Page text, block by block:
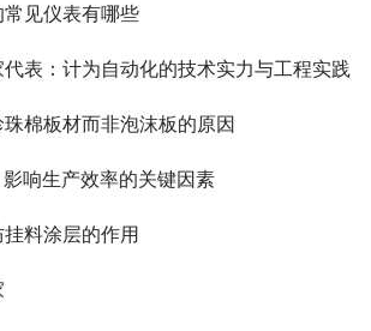
见仪表有哪些
表：计为自动化的技术实力与工程实践
棉板材而非泡沫板的原因
响生产效率的关键因素
料涂层的作用